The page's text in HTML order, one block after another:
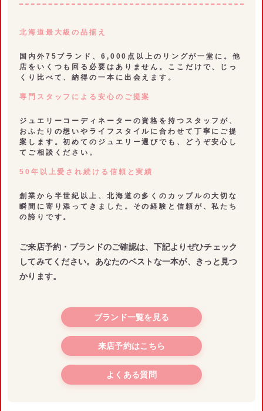
北海道最大級の品揃え
国内外75ブランド、6,000点以上のリングが一堂に。他
店をいくつも回る必要はありません。ここだけで、じっ
くり比べて、納得の一本に出会えます。
専門スタッフによる安心のご提案
ジュエリーコーディネーターの資格を持つスタッフが、
おふたりの想いやライフスタイルに合わせて丁寧にご提
案します。初めてのジュエリー選びでも、どうぞ安心し
てご相談ください。
50年以上愛され続ける信頼と実績
創業から半世紀以上、北海道の多くのカップルの大切な
瞬間に寄り添ってきました。その経験と信頼が、私たち
の誇りです。
ご来店予約・ブランドのご確認は、下記よりぜひチェック
してみてください。あなたのベストな一本が、きっと見つ
かります。
ブランド一覧を見る
来店予約はこちら
よくある質問